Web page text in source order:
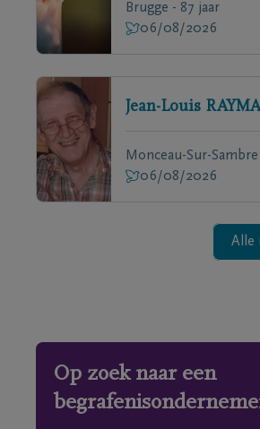
Brugge - 87 jaar
06/08/2026
Jean-Louis
Monceau-Sur-
06/08/2026
Alle
Op zoek naar een